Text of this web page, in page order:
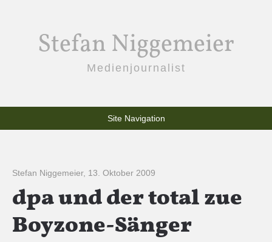
Stefan Niggemeier
Medienjournalist
Site Navigation
Stefan Niggemeier, 13. Oktober 2009
dpa und der total zue
Boyzone-Sänger